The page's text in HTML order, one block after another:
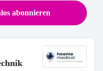
abonnieren